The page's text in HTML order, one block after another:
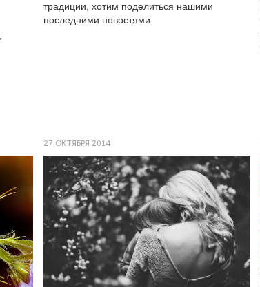
традиции, хотим поделиться нашими
последними новостями.
27 ОКТЯБРЯ 2014